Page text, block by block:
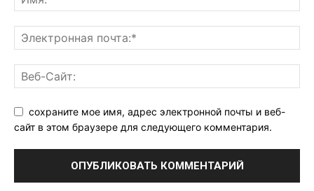
сохраните мое имя, адрес электронной почты и веб-
сайт в этом браузере для следующего комментария.